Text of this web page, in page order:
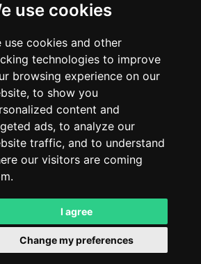
use cookies
use cookies and other
technologies to improve
browsing experience on our
to show you
content and
ads, to analyze our
traffic, and to understand
our visitors are coming
I agree
Change my preferences
Social Media
YouTube
TikTok
Discord
Links
Rules
Terms of Service
. All rights reserved. © 2026